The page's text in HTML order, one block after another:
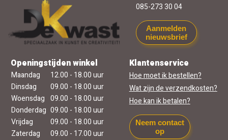
085-273 30 04
Aanmelden
nieuwsbrief
Openingstijden winkel
Maandag
12.00 - 18.00 uur
Dinsdag
09.00 - 18.00 uur
Woensdag 09.00 - 18.00 uur
Donderdag 09.00 - 18.00 uur
Vrijdag
09.00 - 18.00 uur
Zaterdag
09.00 - 17.00 uur
Klantenservice
Hoe moet ik bestellen?
Wat zijn de verzendkosten?
Hoe kan ik betalen?
Neem contact
op